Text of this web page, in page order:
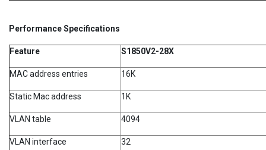
Performance Specifications
Feature S1850V2-28X
MAC address entries 16K
Static Mac address 1K
VLAN table 4094
VLAN interface 32